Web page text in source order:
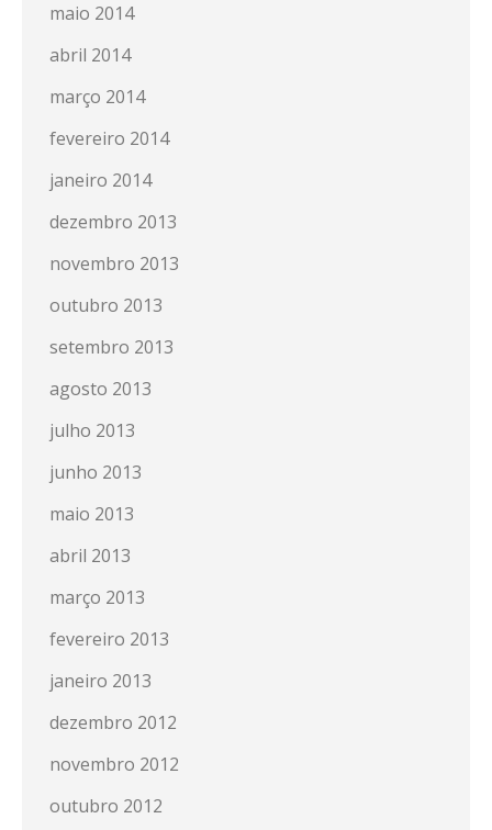
maio 2014
abril 2014
março 2014
fevereiro 2014
janeiro 2014
dezembro 2013
novembro 2013
outubro 2013
setembro 2013
agosto 2013
julho 2013
junho 2013
maio 2013
abril 2013
março 2013
fevereiro 2013
janeiro 2013
dezembro 2012
novembro 2012
outubro 2012